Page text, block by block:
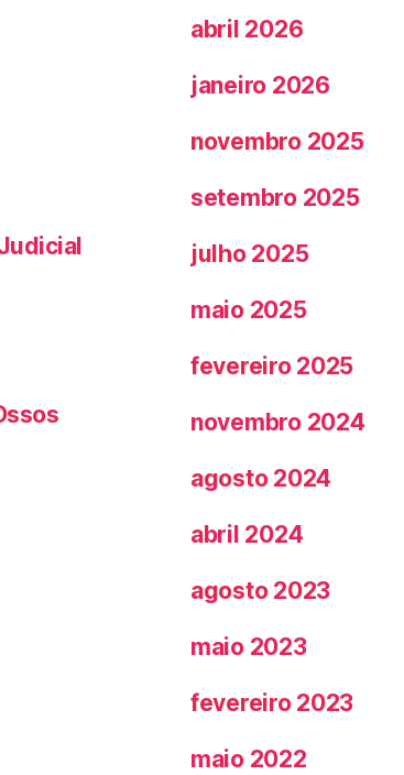
abril 2026
janeiro 2026
novembro 2025
setembro 2025
julho 2025
maio 2025
fevereiro 2025
novembro 2024
agosto 2024
abril 2024
agosto 2023
maio 2023
fevereiro 2023
maio 2022